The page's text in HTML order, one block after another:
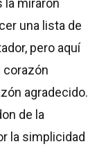
la miraron
una lista de
pero aquí
corazón
agradecido.
de la
la simplicidad